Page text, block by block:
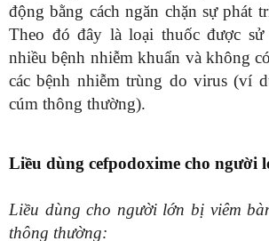
động bằng cách ngăn chặn sự phát
Theo đó đây là loại thuốc được
nhiều bệnh nhiễm khuẩn và không
các bệnh nhiễm trùng do virus (ví
cúm thông thường).
Liều dùng cefpodoxime cho người
Liều dùng cho người lớn bị viêm
thông thường: